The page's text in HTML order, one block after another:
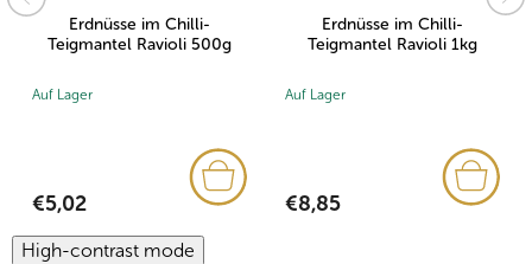
Erdnüsse im Chilli-
Teigmantel Ravioli 500g
Auf Lager
€5,02
Erdnüsse im Chilli-
Teigmantel Ravioli 1kg
Auf Lager
€8,85
High-contrast mode